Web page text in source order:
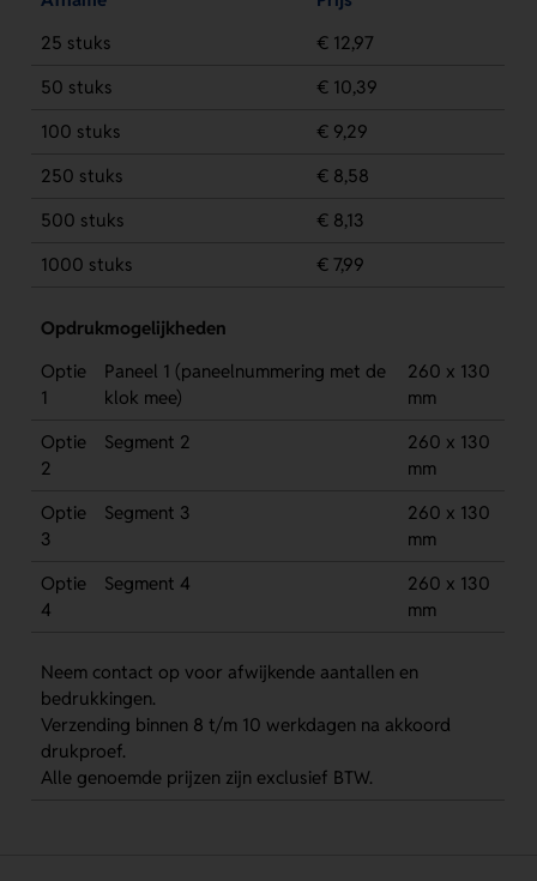
25 stuks
€ 12,97
50 stuks
€ 10,39
100 stuks
€ 9,29
250 stuks
€ 8,58
500 stuks
€ 8,13
1000 stuks
€ 7,99
Opdrukmogelijkheden
Optie
1
Paneel 1 (paneelnummering met de
klok mee)
260 x 130
mm
Optie
2
Segment 2
260 x 130
mm
Optie
3
Segment 3
260 x 130
mm
Optie
4
Segment 4
260 x 130
mm
Neem contact op voor afwijkende aantallen en
bedrukkingen.
Verzending binnen 8 t/m 10 werkdagen na akkoord
drukproef.
Alle genoemde prijzen zijn exclusief BTW.